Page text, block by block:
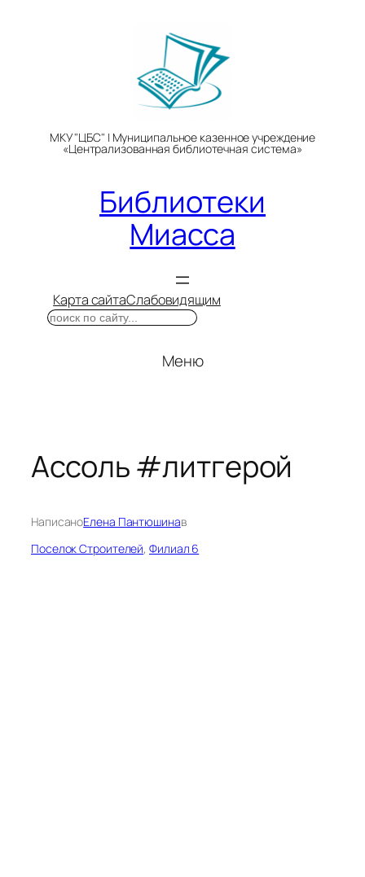
МКУ "ЦБС" | Муниципальное казенное учреждение
«Централизованная библиотечная система»
Библиотеки
Миасса
Карта сайтаСлабовидящим
Поиск
Меню
Ассоль #литгерой
НаписаноЕлена Пантюшинав
Поселок Строителей, Филиал 6